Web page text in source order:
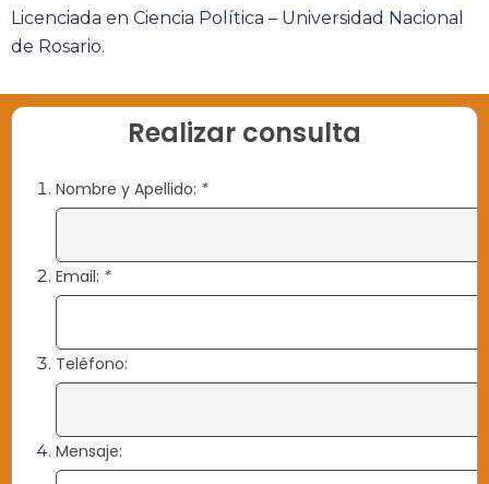
Licenciada en Ciencia Política – Universidad Nacional
de Rosario.
Realizar consulta
Nombre y Apellido: *
Email: *
Teléfono:
Mensaje: